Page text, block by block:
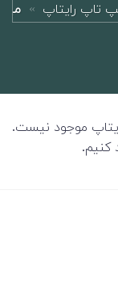
تاپ رایتاپ »
موجود نیست.
کنیم.